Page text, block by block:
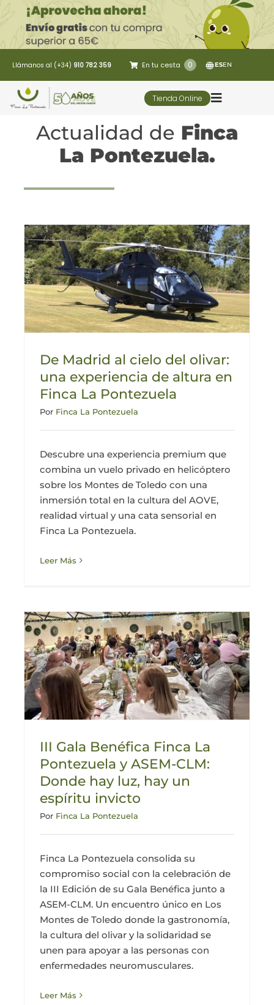
Saltar
al
contenido
Llámanos al (+34) 910 782 359 En tu cesta 0 ESEN
Tienda Online
Toggle
5 Elementos
Contacto
Actualidad
Actualidad de Finca
La Pontezuela.
De Madrid al cielo del olivar:
una experiencia de altura en
Finca La Pontezuela
Por Finca La Pontezuela
Descubre una experiencia premium que
combina un vuelo privado en helicóptero
sobre los Montes de Toledo con una
inmersión total en la cultura del AOVE,
realidad virtual y una cata sensorial en
Finca La Pontezuela.
Leer Más
III Gala Benéfica Finca La
Pontezuela y ASEM-CLM:
Donde hay luz, hay un
espíritu invicto
Por Finca La Pontezuela
Finca La Pontezuela consolida su
compromiso social con la celebración de
la III Edición de su Gala Benéfica junto a
ASEM-CLM. Un encuentro único en Los
Montes de Toledo donde la gastronomía,
la cultura del olivar y la solidaridad se
unen para apoyar a las personas con
enfermedades neuromusculares.
Leer Más